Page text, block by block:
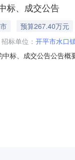
标、成交公告
预算267.40万元
招标单位： 开平市水口
标、成交公告公告
联系人及联系方式：